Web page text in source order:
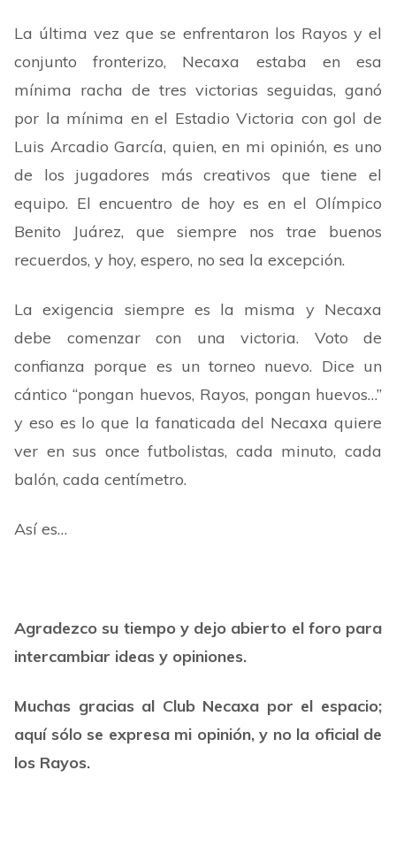
La última vez que se enfrentaron los Rayos y el
conjunto fronterizo, Necaxa estaba en esa
mínima racha de tres victorias seguidas, ganó
por la mínima en el Estadio Victoria con gol de
Luis Arcadio García, quien, en mi opinión, es uno
de los jugadores más creativos que tiene el
equipo. El encuentro de hoy es en el Olímpico
Benito Juárez, que siempre nos trae buenos
recuerdos, y hoy, espero, no sea la excepción.
La exigencia siempre es la misma y Necaxa
debe comenzar con una victoria. Voto de
confianza porque es un torneo nuevo. Dice un
cántico “pongan huevos, Rayos, pongan huevos…”
y eso es lo que la fanaticada del Necaxa quiere
ver en sus once futbolistas, cada minuto, cada
balón, cada centímetro.
Así es…
Agradezco su tiempo y dejo abierto el foro para
intercambiar ideas y opiniones.
Muchas gracias al Club Necaxa por el espacio;
aquí sólo se expresa mi opinión, y no la oficial de
los Rayos.